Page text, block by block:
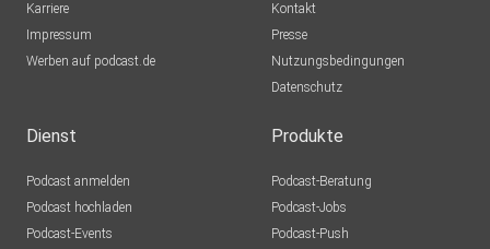
Karriere
Impressum
Werben auf podcast.de
Kontakt
Presse
Nutzungsbedingungen
Datenschutz
Dienst
Podcast anmelden
Podcast hochladen
Podcast-Events
Produkte
Podcast-Beratung
Podcast-Jobs
Podcast-Push